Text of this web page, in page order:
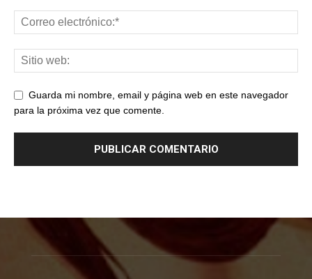
Guarda mi nombre, email y página web en este navegador
para la próxima vez que comente.